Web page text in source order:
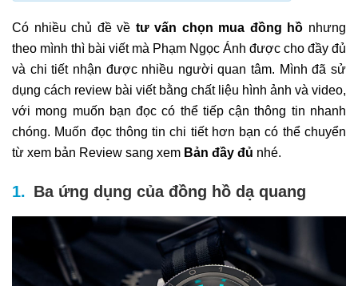
Có nhiều chủ đề về tư vấn chọn mua đồng hồ nhưng
theo mình thì bài viết mà Phạm Ngọc Ánh được cho đầy đủ
và chi tiết nhận được nhiều người quan tâm. Mình đã sử
dụng cách review bài viết bằng chất liệu hình ảnh và video,
với mong muốn bạn đọc có thể tiếp cận thông tin nhanh
chóng. Muốn đọc thông tin chi tiết hơn bạn có thể chuyển
từ xem bản Review sang xem Bản đầy đủ nhé.
Ba ứng dụng của đồng hồ dạ quang